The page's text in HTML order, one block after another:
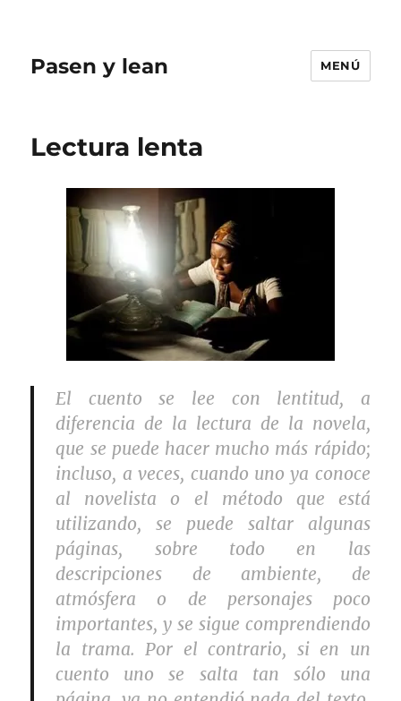
Pasen y lean MENÚ
Lectura lenta
El cuento se lee con lentitud, a
diferencia de la lectura de la novela,
que se puede hacer mucho más rápido;
incluso, a veces, cuando uno ya conoce
al novelista o el método que está
utilizando, se puede saltar algunas
páginas, sobre todo en las
descripciones de ambiente, de
atmósfera o de personajes poco
importantes, y se sigue comprendiendo
la trama. Por el contrario, si en un
cuento uno se salta tan sólo una